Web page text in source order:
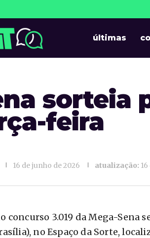
atualizaMT últimas
sorteia
feira
16 de junho de 2026 atualização:
concurso 3.019 da Mega-Sena
no Espaço da Sorte,